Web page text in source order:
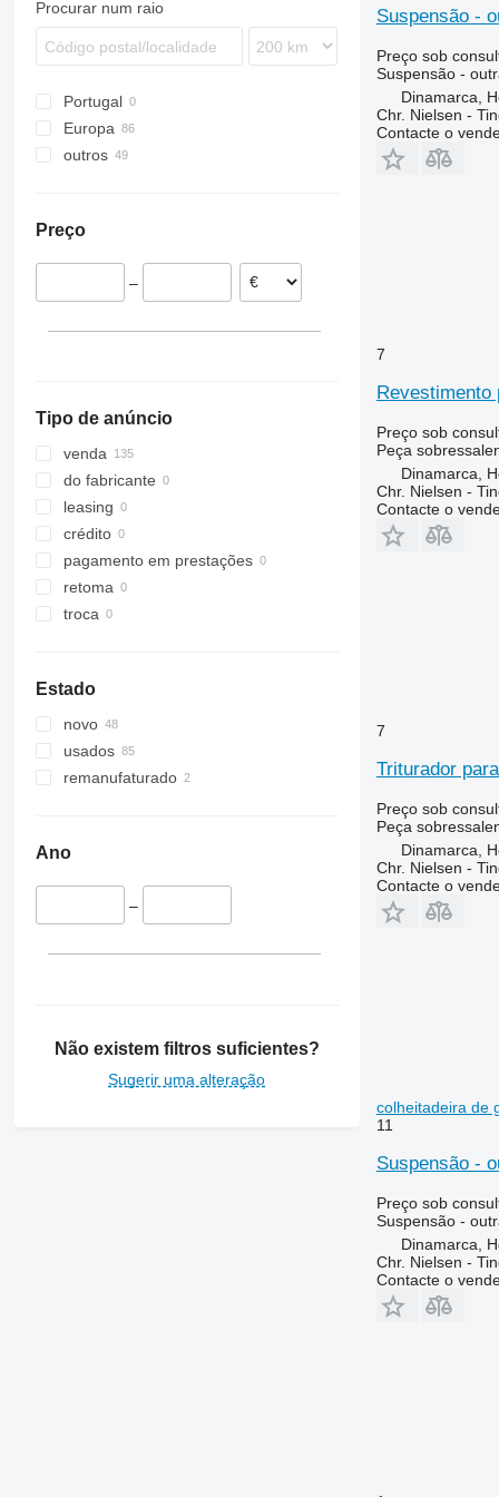
5140
5150
6130
6140
7088
7240
9230
9240
Axial-Flow
CF
STX
Mega
Mercator
Trion
Tucano
Vario
635D
730
955
965
1072
1470
2064
2066
2254
2256
2264
3040
4040
5820
7000
7200
7250
7300
7800
8430
9500
3060
5711
7278
7370
8737
L-series
M-series
TC
TF
TM
Procurar num raio
Portugal
Europa
Dinamarca
Bulgária
Bélgica
outros
Preço
–
Tipo de anúncio
venda
do fabricante
leasing
crédito
pagamento em prestações
retoma
troca
Estado
novo
usados
remanufaturado
Ano
–
Não existem filtros suficientes?
Sugerir uma alteração
Suspensão -
Preço sob
Suspensão -
Dinamarca,
Chr. Nielsen -
Contacte o
7
Revestimento
Preço sob
Peça
Dinamarca,
Chr. Nielsen -
Contacte o
7
Triturador
Preço sob
Peça
Dinamarca,
Chr. Nielsen -
Contacte o
colheitadeira de
11
Suspensão -
Preço sob
Suspensão -
Dinamarca,
Chr. Nielsen -
Contacte o